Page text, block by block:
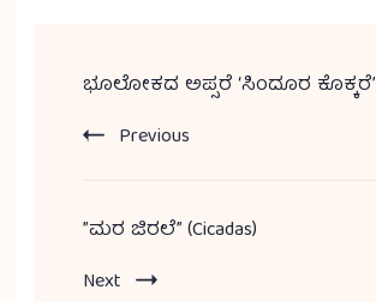
ಭೂಲೋಕದ ಅಪ್ಸರೆ ‘ಸಿಂದೂರ ಕೊಕ್ಕರೆ’
Previous
”ಮರ ಜಿರಲೆ” (Cicadas)
Next